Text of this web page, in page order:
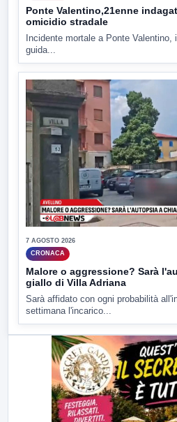
Ponte Valentino,21enne
omicidio stradale
Incidente mortale a Ponte Valentino,
guida...
7 AGOSTO 2026
CRONACA
Malore o aggressione? Sarà
giallo di Villa Adriana
Sarà affidato con ogni probabilità
settimana l'incarico...